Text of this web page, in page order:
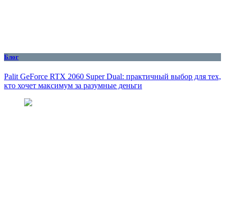
Блог
Palit GeForce RTX 2060 Super Dual: практичный выбор для тех,
кто хочет максимум за разумные деньги